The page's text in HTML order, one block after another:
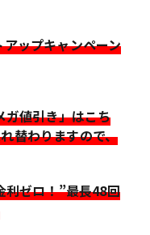
ップキャンペーン
値引き」はこち
替わりますので、
利ゼロ！”最長48回